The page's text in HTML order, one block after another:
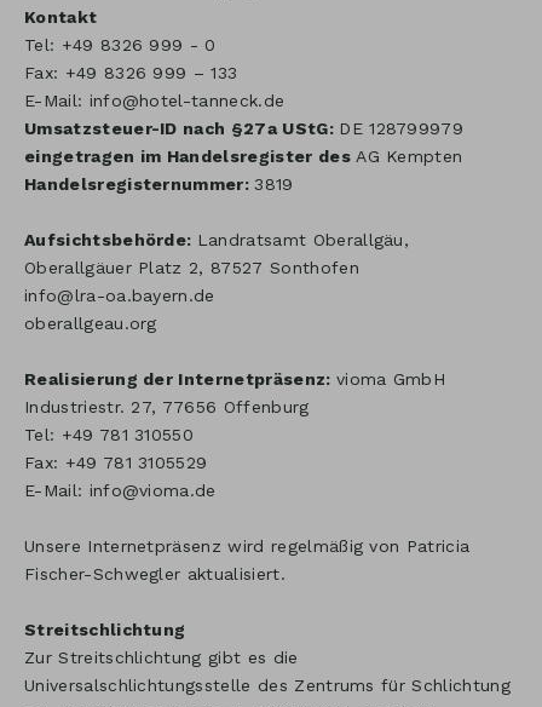
Kontakt
Tel: +49 8326 999 - 0
Fax: +49 8326 999 – 133
E-Mail: info@hotel-tanneck.de
Umsatzsteuer-ID nach §27a UStG: DE 128799979
eingetragen im Handelsregister des AG Kempten
Handelsregisternummer:3819
Aufsichtsbehörde: Landratsamt Oberallgäu,
Oberallgäuer Platz 2, 87527 Sonthofen
info@lra-oa.bayern.de
oberallgeau.org
Realisierung der Internetpräsenz: vioma GmbH
Industriestr. 27, 77656 Offenburg
Tel: +49 781 310550
Fax: +49 781 3105529
E-Mail: info@vioma.de
Unsere Internetpräsenz wird regelmäßig von Patricia
Fischer-Schwegler aktualisiert.
Streitschlichtung
Zur Streitschlichtung gibt es die
Universalschlichtungsstelle des Zentrums für Schlichtung